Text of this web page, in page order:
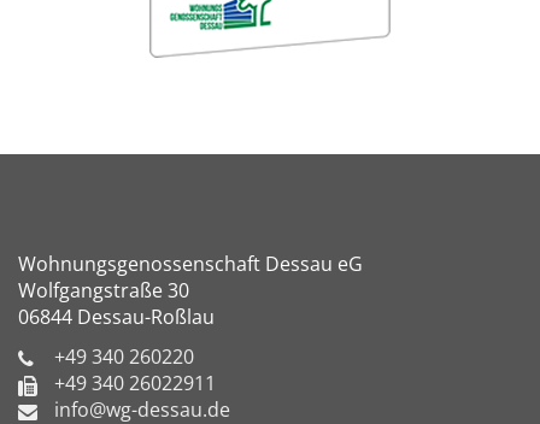
Wohnungsgenossenschaft Dessau eG
Wolfgangstraße 30
06844 Dessau-Roßlau
+49 340 260220
+49 340 26022911
info@wg-dessau.de